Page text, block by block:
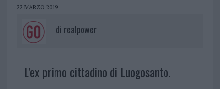
22 MARZO 2019
di realpower
L’ex primo cittadino di Luogosanto.